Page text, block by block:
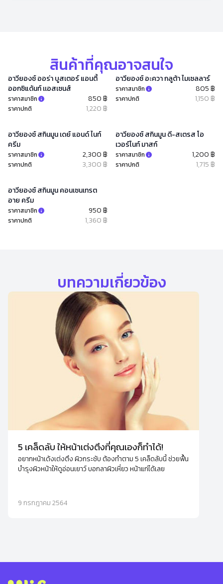
สินค้าที่คุณอาจสนใจ
อาวียองซ์ ออร่า บูสเตอร์ แอนตี้
ออกซิแด้นท์ เเอสเซนส์
ราคาสมาชิก 850 ฿
ราคาปกติ 1,220 ฿
อาวียองซ์ อะควา กลูต้า ไมเซลลาร์
ราคาสมาชิก 805 ฿
ราคาปกติ 1,150 ฿
อาวียองซ์ สกินมูน เดย์ แอนด์ ไนท์
ครีม
ราคาสมาชิก 2,300 ฿
ราคาปกติ 3,300 ฿
อาวียองซ์ สกินมูน ดี-สเตรส โอ
เวอร์ไนท์ มาสก์
ราคาสมาชิก 1,200 ฿
ราคาปกติ 1,715 ฿
อาวียองซ์ สกินมูน คอนเซนเทรต
อาย ครีม
ราคาสมาชิก 950 ฿
ราคาปกติ 1,360 ฿
บทความเกี่ยวข้อง
5 เคล็ดลับ ให้หน้าเต่งตึงที่คุณเองก็ทำได้!
อยากหน้าเด้งเต่งตึง ผิวกระชับ ต้องทำตาม 5 เคล็ดลับนี้ ช่วยฟื้น
บำรุงผิวหน้าให้ดูอ่อนเยาว์ บอกลาผิวเหี่ยว หน้าแก่ได้เลย
9 กรกฎาคม 2564